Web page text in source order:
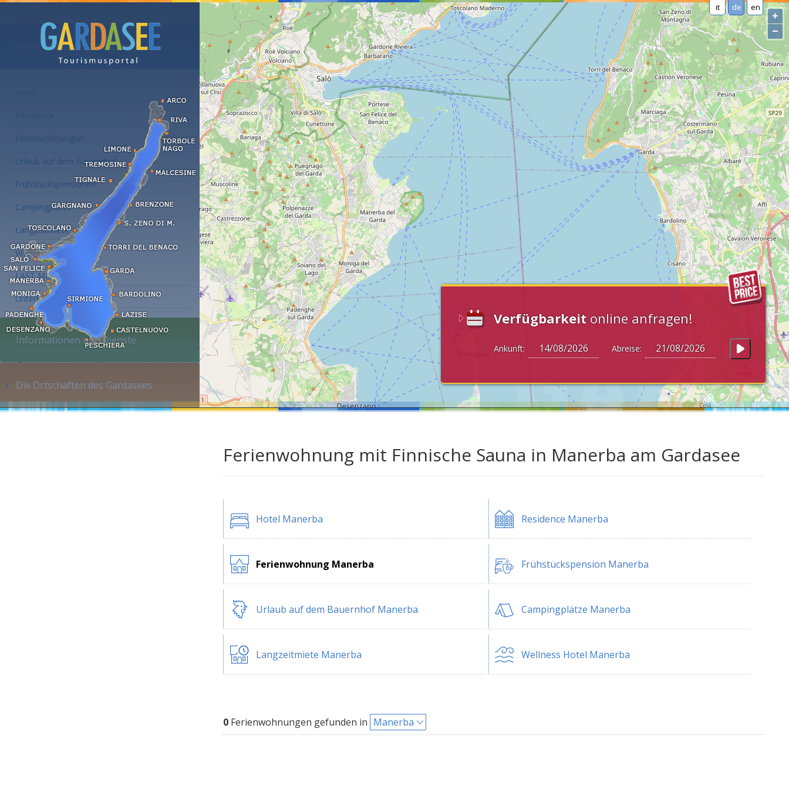
it de en
Verfügbarkeit online anfragen!
Ankunft: Abreise:
+
−
Unterkünfte am Gardasee
Ferienwohnungen
Urlaub auf dem Bauernhof
Frühstückspensionen
Campingplätze
Langzeitmiete
Wellness Hotel
LAST MINUTE
Unterkunft suchen...
Informationen und Dienste
Die Ortschaften des Gardasees
Ferienwohnung mit Finnische Sauna in Manerba am Gardasee
Hotel Manerba Residence Manerba
Ferienwohnung Manerba Frühstückspension Manerba
Urlaub auf dem Bauernhof Manerba Campingplätze Manerba
Langzeitmiete Manerba Wellness Hotel Manerba
0 Ferienwohnungen gefunden in Manerba